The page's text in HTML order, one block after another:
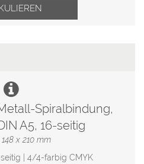
Spiralbindung,
A5, 16-seitig
x 210 mm
| 4/4-farbig CMYK